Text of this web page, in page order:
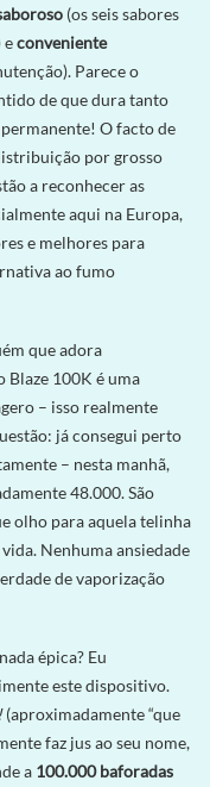
(os seis sabores
econveniente
Parece o
de que dura tanto
O facto de
por grosso
a reconhecer as
aqui na Europa,
e melhores para
ao fumo
que adora
Blaze 100K é uma
– isso realmente
já consegui perto
– nesta manhã,
48.000. São
olho para aquela telinha
Nenhuma ansiedade
de vaporização
épica? Eu
este dispositivo.
(aproximadamente “que
faz jus ao seu nome,
a 100.000 baforadas